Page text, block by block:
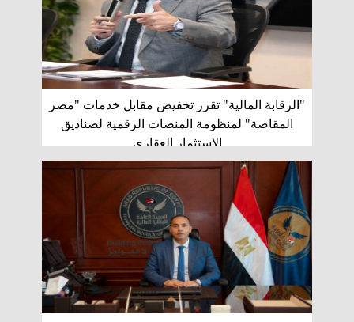
"الرقابة المالية" تقرر تخفيض مقابل خدمات "مصر
المقاصة" لمنظومة المنصات الرقمية لصناديق
الاستثمار العقاري